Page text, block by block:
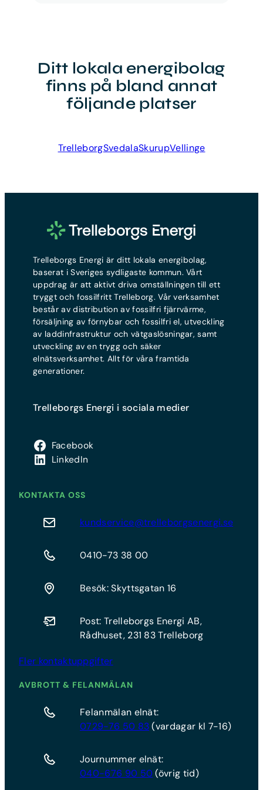
Ditt lokala energibolag
finns på bland annat
följande platser
TrelleborgSvedalaSkurupVellinge
Trelleborgs Energi är ditt lokala energibolag,
baserat i Sveriges sydligaste kommun. Vårt
uppdrag är att aktivt driva omställningen till ett
tryggt och fossilfritt Trelleborg. Vår verksamhet
består av distribution av fossilfri fjärrvärme,
försäljning av förnybar och fossilfri el, utveckling
av laddinfrastruktur och vätgaslösningar, samt
utveckling av en trygg och säker
elnätsverksamhet. Allt för våra framtida
generationer.
Trelleborgs Energi i sociala medier
Facebook
LinkedIn
KONTAKTA OSS
kundservice@trelleborgsenergi.se
0410-73 38 00
Besök: Skyttsgatan 16
Post: Trelleborgs Energi AB,
Rådhuset, 231 83 Trelleborg
Fler kontaktuppgifter
AVBROTT & FELANMÄLAN
Felanmälan elnät:
0729-76 50 83(vardagar kl 7-16)
Journummer elnät:
040-676 90 50(övrig tid)